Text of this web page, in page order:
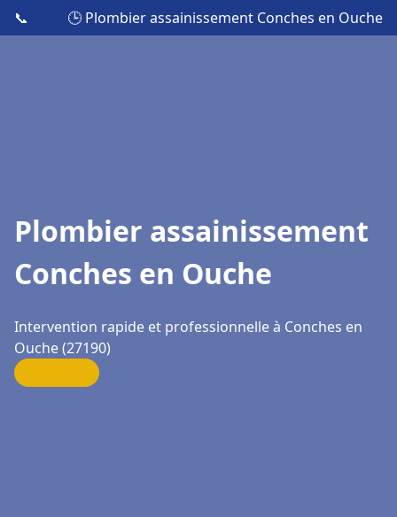
📞 🕒 Plombier assainissement Conches en Ouche
Plombier assainissement
Conches en Ouche
Intervention rapide et professionnelle à Conches en
Ouche (27190)